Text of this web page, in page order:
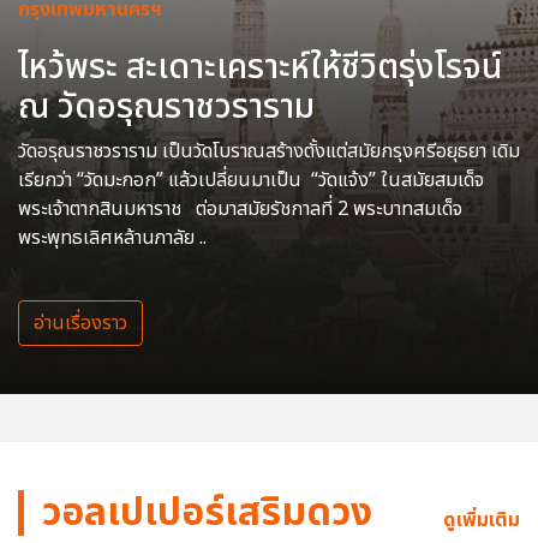
กรุงเทพมหานครฯ
ไหว้พระ สะเดาะเคราะห์ให้ชีวิตรุ่งโรจน์
ณ วัดอรุณราชวราราม
วัดอรุณราชวราราม เป็นวัดโบราณสร้างตั้งแต่สมัยกรุงศรีอยุธยา เดิม
เรียกว่า “วัดมะกอก” แล้วเปลี่ยนมาเป็น “วัดแจ้ง” ในสมัยสมเด็จ
พระเจ้าตากสินมหาราช ต่อมาสมัยรัชกาลที่ 2 พระบาทสมเด็จ
พระพุทธเลิศหล้านภาลัย ..
อ่านเรื่องราว
วอลเปเปอร์เสริมดวง ดูเพิ่มเติม